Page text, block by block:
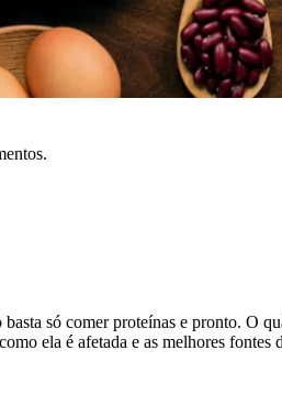
só comer proteínas e pronto. O
ela é afetada e as melhores fontes